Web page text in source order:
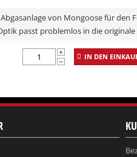
von Mongoose für den
passt problemlos in die
+
−
IN DEN